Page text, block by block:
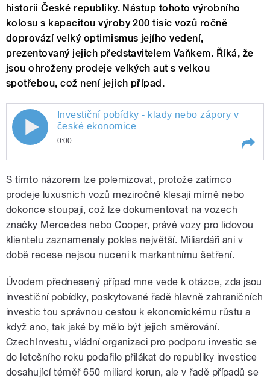
historii České republiky. Nástup tohoto výrobního
kolosu s kapacitou výroby 200 tisíc vozů ročně
doprovází velký optimismus jejího vedení,
prezentovaný jejich představitelem Vaňkem. Říká, že
jsou ohroženy prodeje velkých aut s velkou
spotřebou, což není jejich případ.
pause
Investiční pobídky - klady nebo zápory v
české ekonomice
0:00
S tímto názorem lze polemizovat, protože zatímco
prodeje luxusních vozů meziročně klesají mírně nebo
dokonce stoupají, což lze dokumentovat na vozech
značky Mercedes nebo Cooper, právě vozy pro lidovou
klientelu zaznamenaly pokles největší. Miliardáři ani v
době recese nejsou nuceni k markantnímu šetření.
Úvodem přednesený případ mne vede k otázce, zda jsou
investiční pobídky, poskytované řadě hlavně zahraničních
investic tou správnou cestou k ekonomickému růstu a
když ano, tak jaké by mělo být jejich směrování.
CzechInvestu, vládní organizaci pro podporu investic se
do letošního roku podařilo přilákat do republiky investice
dosahující téměř 650 miliard korun, ale v řadě případů se